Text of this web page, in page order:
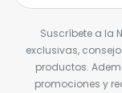
Suscríbete a la
exclusivas,
productos.
promociones y